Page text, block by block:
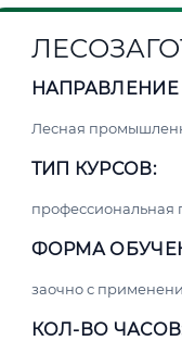
Лесная
ТИП КУРСОВ:
профессиональная
ФОРМА
заочно с
КОЛ-ВО